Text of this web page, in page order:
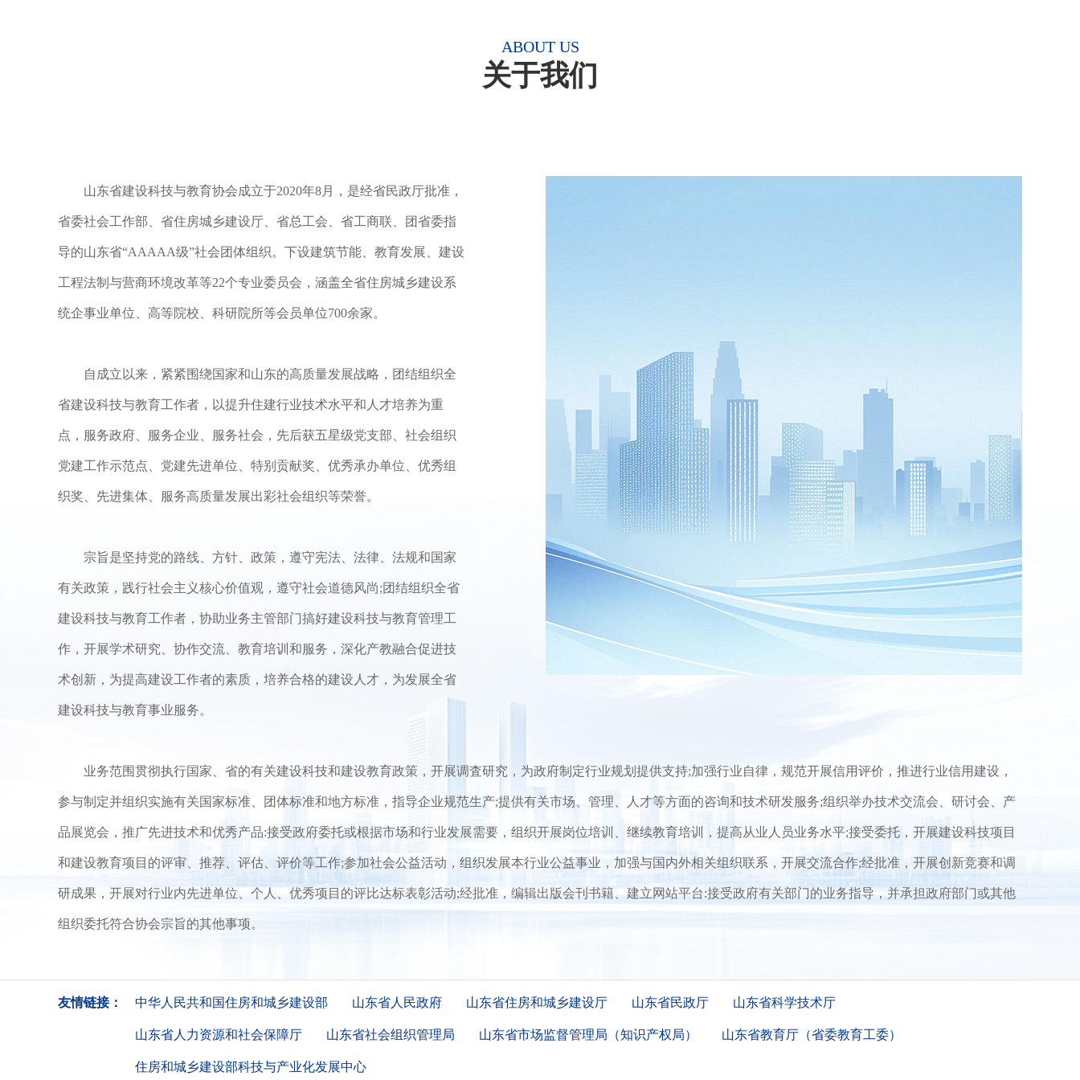
ABOUT US
关于我们
山东省建设科技与教育协会成立于2020年8月，是经省民政厅批准，
省委社会工作部、省住房城乡建设厅、省总工会、省工商联、团省委指
导的山东省“AAAAA级”社会团体组织。下设建筑节能、教育发展、建设
工程法制与营商环境改革等22个专业委员会，涵盖全省住房城乡建设系
统企事业单位、高等院校、科研院所等会员单位700余家。
自成立以来，紧紧围绕国家和山东的高质量发展战略，团结组织全
省建设科技与教育工作者，以提升住建行业技术水平和人才培养为重
点，服务政府、服务企业、服务社会，先后获五星级党支部、社会组织
党建工作示范点、党建先进单位、特别贡献奖、优秀承办单位、优秀组
织奖、先进集体、服务高质量发展出彩社会组织等荣誉。
宗旨是坚持党的路线、方针、政策，遵守宪法、法律、法规和国家
有关政策，践行社会主义核心价值观，遵守社会道德风尚;团结组织全省
建设科技与教育工作者，协助业务主管部门搞好建设科技与教育管理工
作，开展学术研究、协作交流、教育培训和服务，深化产教融合促进技
术创新，为提高建设工作者的素质，培养合格的建设人才，为发展全省
建设科技与教育事业服务。
业务范围贯彻执行国家、省的有关建设科技和建设教育政策，开展调査研究，为政府制定行业规划提供支持;加强行业自律，规范开展信用评价，推进行业信用建设，
参与制定并组织实施有关国家标准、团体标准和地方标准，指导企业规范生产;提供有关市场、管理、人才等方面的咨询和技术研发服务;组织举办技术交流会、研讨会、产
品展览会，推广先进技术和优秀产品:接受政府委托或根据市场和行业发展需要，组织开展岗位培训、继续教育培训，提高从业人员业务水平;接受委托，开展建设科技项目
和建设教育项目的评审、推荐、评估、评价等工作;参加社会公益活动，组织发展本行业公益事业，加强与国内外相关组织联系，开展交流合作;经批准，开展创新竞赛和调
研成果，开展对行业内先进单位、个人、优秀项目的评比达标表彰活动;经批准，编辑出版会刊书籍、建立网站平台:接受政府有关部门的业务指导，并承担政府部门或其他
组织委托符合协会宗旨的其他事项。
友情链接： 中华人民共和国住房和城乡建设部 山东省人民政府 山东省住房和城乡建设厅 山东省民政厅 山东省科学技术厅
山东省人力资源和社会保障厅 山东省社会组织管理局 山东省市场监督管理局（知识产权局） 山东省教育厅（省委教育工委）
住房和城乡建设部科技与产业化发展中心